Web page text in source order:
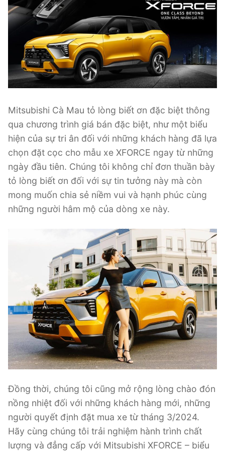
Mitsubishi Cà Mau tỏ lòng biết ơn đặc biệt thông
qua chương trình giá bán đặc biệt, như một biểu
hiện của sự tri ân đối với những khách hàng đã lựa
chọn đặt cọc cho mẫu xe XFORCE ngay từ những
ngày đầu tiên. Chúng tôi không chỉ đơn thuần bày
tỏ lòng biết ơn đối với sự tin tưởng này mà còn
mong muốn chia sẻ niềm vui và hạnh phúc cùng
những người hâm mộ của dòng xe này.
Đồng thời, chúng tôi cũng mở rộng lòng chào đón
nồng nhiệt đối với những khách hàng mới, những
người quyết định đặt mua xe từ tháng 3/2024.
Hãy cùng chúng tôi trải nghiệm hành trình chất
lượng và đẳng cấp với Mitsubishi XFORCE – biểu